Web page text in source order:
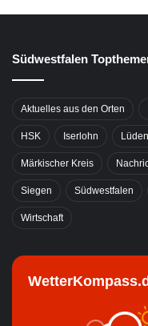
Südwestfalen
Aktuelles aus den Orten
HSK Iserlohn
Märkischer Kreis
Siegen Südwestfalen
Wirtschaft